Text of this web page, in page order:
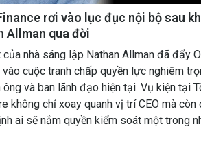
rơi vào lục đục nội bộ sau
Allman qua đời
của nhà sáng lập Nathan Allman đã đẩy
vào cuộc tranh chấp quyền lực nghiêm
và ban lãnh đạo hiện tại. Vụ kiện tại
không chỉ xoay quanh vị trí CEO mà còn
ai sẽ nắm quyền kiểm soát một trong